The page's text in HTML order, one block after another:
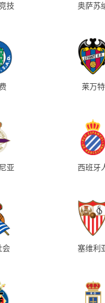
技 奥萨苏
莱万特
亚 西班牙
会 塞维利